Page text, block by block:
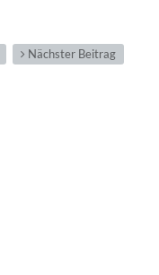
Nächster Beitrag